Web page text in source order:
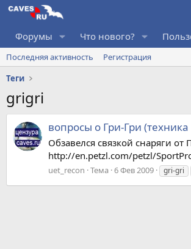
Форумы Что нового?
Последняя активность
Регистрация
Теги
grigri
вопросы о Гри-Гри
Обзавелся связкой снаряги
http://en.petzl.com/petzl/
uet_recon Тема 6 Фев 2009 gri-gri